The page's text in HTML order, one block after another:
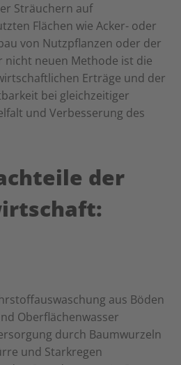
Sträuchern auf
Flächen wie Acker- oder
von Nutzpflanzen oder der
nicht neuen Methode ist die
Erträge und der
bei gleichzeitiger
und Verbesserung des
der
aus Böden
Oberflächenwasser
durch Baumwurzeln
und Starkregen